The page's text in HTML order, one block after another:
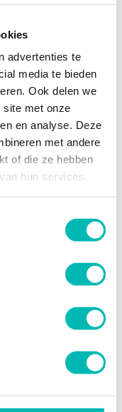
advertenties te
media te bieden
Ook delen we
site met onze
en analyse. Deze
met andere
of die ze hebben
hun services.
liftenmarkt
Logboek